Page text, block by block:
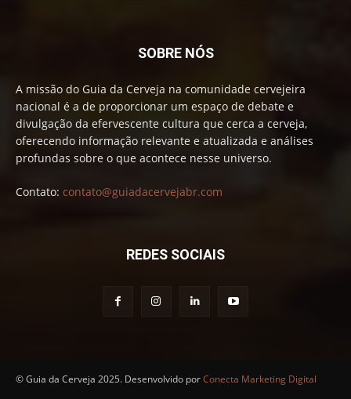
SOBRE NÓS
A missão do Guia da Cerveja na comunidade cervejeira
nacional é a de proporcionar um espaço de debate e
divulgação da efervescente cultura que cerca a cerveja,
oferecendo informação relevante e atualizada e análises
profundas sobre o que acontece nesse universo.
Contato: contato@guiadacervejabr.com
REDES SOCIAIS
© Guia da Cerveja 2025. Desenvolvido porConecta Marketing Digital